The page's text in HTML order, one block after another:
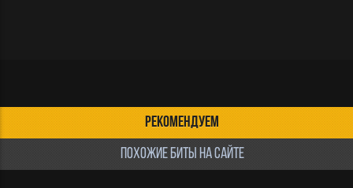
РЕКОМЕНДУЕМ
ПОХОЖИЕ БИТЫ НА САЙТЕ